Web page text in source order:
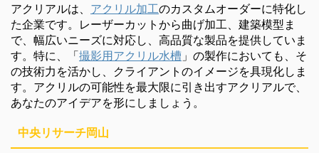
アクリアルは、 アクリル加工のカスタムオーダーに特化し
た企業です。レーザーカットから曲げ加工、建築模型ま
で、幅広いニーズに対応し、高品質な製品を提供していま
す。特に、「撮影用アクリル水槽 」の製作においても、そ
の技術力を活かし、クライアントのイメージを具現化しま
す。アクリルの可能性を最大限に引き出すアクリアルで、
あなたのアイデアを形にしましょう。
中央リサーチ岡山